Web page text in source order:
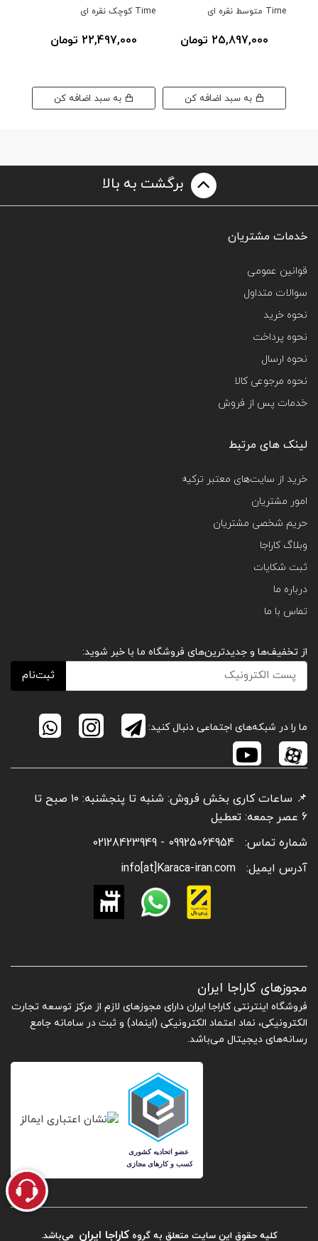
Time متوسط نقره ای
25,897,000 تومان
Time کوچک نقره ای
22,497,000 تومان
برگشت به بالا
خدمات مشتریان
قوانین عمومی
سوالات متداول
نحوه خرید
نحوه پرداخت
نحوه ارسال
نحوه مرجوعی کالا
خدمات پس از فروش
لینک های مرتبط
خرید از سایت‌های معتبر ترکیه
امور مشتریان
حریم شخصی مشتریان
وبلاگ کاراجا
ثبت شکایات
درباره ما
تماس با ما
از تخفیف‌ها و جدیدترین‌های فروشگاه ما با خبر شوید:
ثبت‌نام
ما را در شبکه‌های اجتماعی دنبال کنید:
📌 ساعات کاری بخش فروش: شنبه تا پنجشنبه: ۱۰ صبح تا
6 عصر جمعه: تعطیل
شماره تماس:
09925064954 - 02128423949
آدرس ایمیل:
info[at]Karaca-iran.com
مجوزهای کاراجا ایران
فروشگاه اینترنتی کاراجا ایران دارای مجوزهای لازم از مرکز توسعه تجارت
الکترونیکی، نماد اعتماد الکترونیکی (اینماد) و ثبت در سامانه جامع
رسانه‌های دیجیتال می‌باشد.
کلیه حقوق این سایت متعلق به گروه کاراجا ایران می‌باشد.